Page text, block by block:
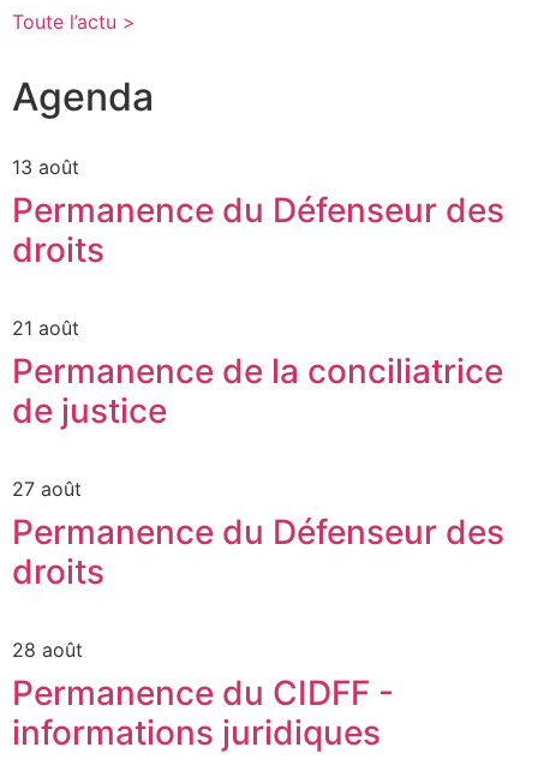
Toute l’actu >
Agenda
13 août
Permanence du Défenseur des
droits
21 août
Permanence de la conciliatrice
de justice
27 août
Permanence du Défenseur des
droits
28 août
Permanence du CIDFF -
informations juridiques